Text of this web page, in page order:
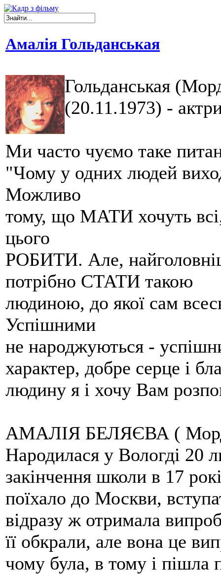
Амалія Гольданськая
Гольданськая
(20.11.1973) -
Ми часто чуємо таке
"Чому у одних людей
Можливо
тому, що МАТИ хочуть всі,
цього
РОБИТИ. Але,
потрібно СТАТИ такою
людиною, до якої сам
Успішними
не народжуються -
характер, добре серце і
людину я і хочу Вам
АМАЛІЯ БЕЛЯЄВА (
Народилася у Вологді 20
закінчення школи в 17
поїхало до Москви,
відразу ж отримала
її обкрали, але вона це
чому була, в тому і